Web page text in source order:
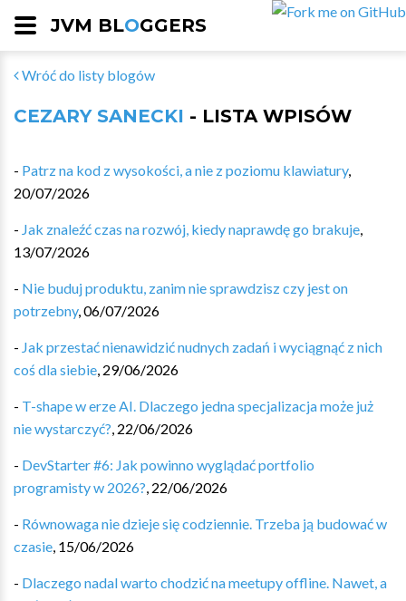
JVM BLOGGERS
Wróć do listy blogów
CEZARY SANECKI - LISTA WPISÓW
- Patrz na kod z wysokości, a nie z poziomu klawiatury,
20/07/2026
- Jak znaleźć czas na rozwój, kiedy naprawdę go brakuje,
13/07/2026
- Nie buduj produktu, zanim nie sprawdzisz czy jest on
potrzebny,06/07/2026
- Jak przestać nienawidzić nudnych zadań i wyciągnąć z nich
coś dla siebie, 29/06/2026
- T-shape w erze AI. Dlaczego jedna specjalizacja może już
nie wystarczyć?, 22/06/2026
- DevStarter #6: Jak powinno wyglądać portfolio
programisty w 2026?, 22/06/2026
- Równowaga nie dzieje się codziennie. Trzeba ją budować w
czasie, 15/06/2026
- Dlaczego nadal warto chodzić na meetupy offline. Nawet, a